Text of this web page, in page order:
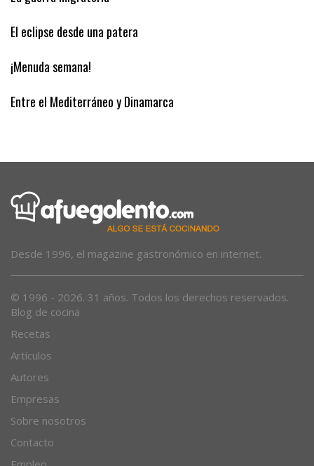
La guerra migratoria
El eclipse desde una patera
¡Menuda semana!
Blog de cocina
Recetas
Artículos
Autores
Empresas
Sobre nosotros